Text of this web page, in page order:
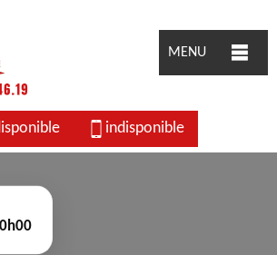
MENU
indisponible